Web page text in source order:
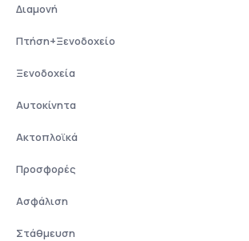
Διαμονή
Πτήση+Ξενοδοχείο
Ξενοδοχεία
Αυτοκίνητα
Ακτοπλοϊκά
Προσφορές
Ασφάλιση
Στάθμευση